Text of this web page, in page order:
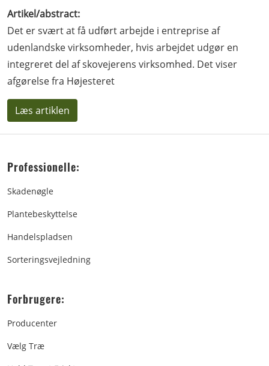
Artikel/abstract:
Det er svært at få udført arbejde i entreprise af
udenlandske virksomheder, hvis arbejdet udgør en
integreret del af skovejerens virksomhed. Det viser
afgørelse fra Højesteret
Læs artiklen
Professionelle:
Skadenøgle
Plantebeskyttelse
Handelspladsen
Sorteringsvejledning
Forbrugere:
Producenter
Vælg Træ